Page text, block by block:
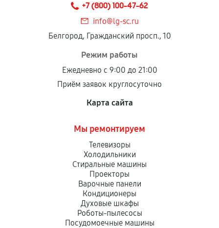
Установка была выполнена нашим сервисным
центром.
При этом гарантия на сами комплектующие
продавца. За качество сторонних деталей
сервисный центр ответственности не несет.
+7 (800) 100-47-62
info@lg-sc.ru
Белгород, Гражданский просп., 10
Режим работы
Ежедневно с 9:00 до 21:00
Приём заявок круглосуточно
Карта сайта
Мы ремонтируем
Телевизоры
Холодильники
Стиральные машины
Проекторы
Варочные панели
Кондиционеры
Духовые шкафы
Роботы-пылесосы
Посудомоечные машины